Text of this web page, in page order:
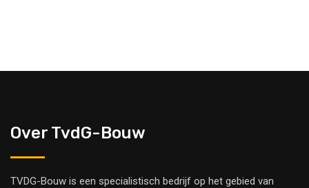
Over TvdG-Bouw
TVDG-Bouw is een specialistisch bedrijf op het gebied van